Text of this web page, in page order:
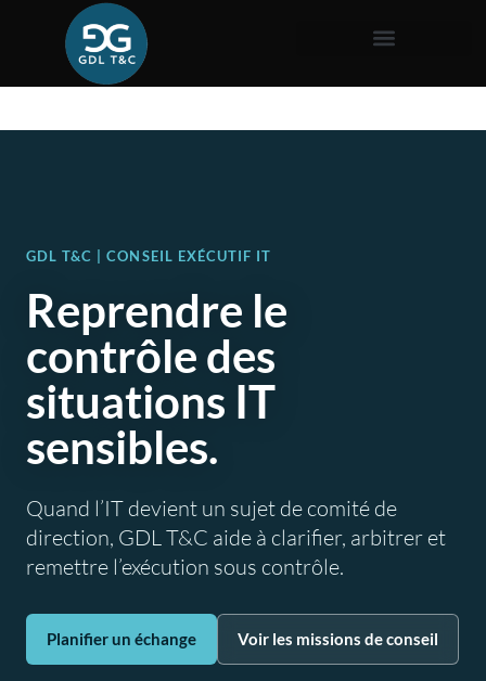
GDL T&C | CONSEIL EXÉCUTIF IT
Reprendre le
contrôle des
situations IT
sensibles.
Quand l’IT devient un sujet de comité de
direction, GDL T&C aide à clarifier, arbitrer et
remettre l’exécution sous contrôle.
Planifier un échange Voir les missions de conseil